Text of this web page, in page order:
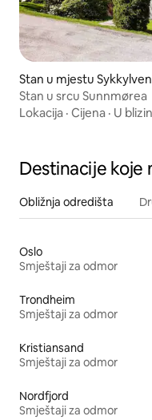
Stan u mjestu Sykkylven
Stan u srcu Sunnmørea
Lokacija · Cijena · U
Destinacije koje
Obližnja odredišta
Oslo
Smještaji za odmor
Trondheim
Smještaji za odmor
Kristiansand
Smještaji za odmor
Nordfjord
Smještaji za odmor